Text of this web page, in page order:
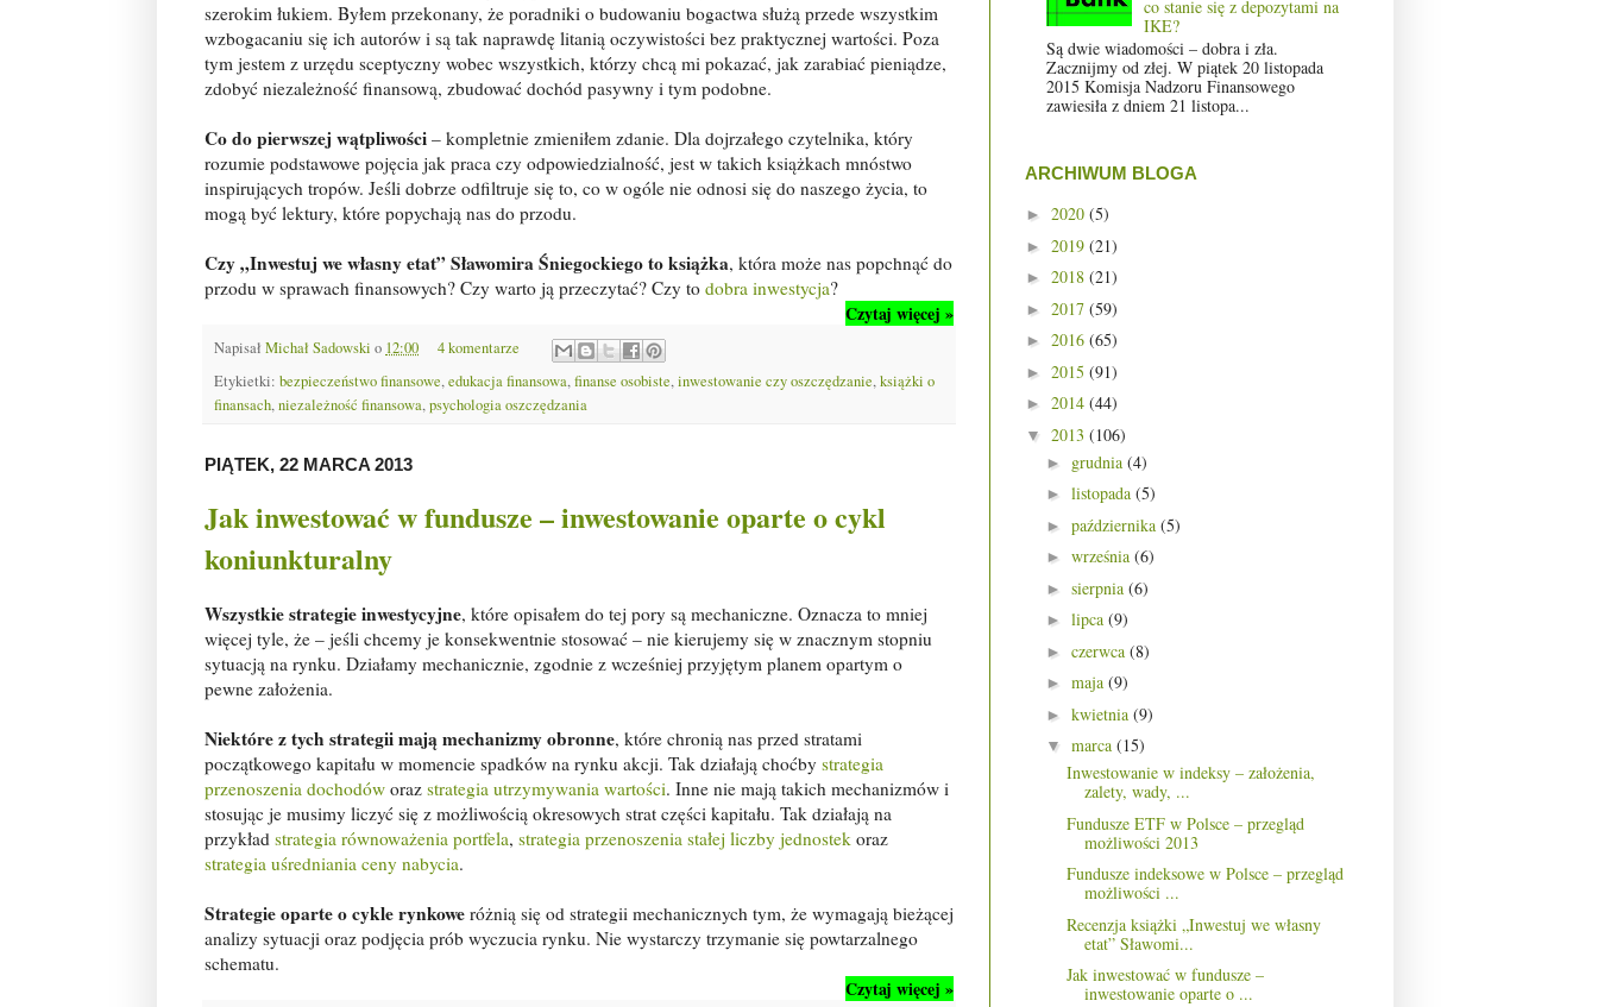
szerokim łukiem. Byłem przekonany, że poradniki o budowaniu bogactwa służą przede wszystkim
wzbogacaniu się ich autorów i są tak naprawdę litanią oczywistości bez praktycznej wartości. Poza
tym jestem z urzędu sceptyczny wobec wszystkich, którzy chcą mi pokazać, jak zarabiać pieniądze,
zdobyć niezależność finansową, zbudować dochód pasywny i tym podobne.
Co do pierwszej wątpliwości – kompletnie zmieniłem zdanie. Dla dojrzałego czytelnika, który
rozumie podstawowe pojęcia jak praca czy odpowiedzialność, jest w takich książkach mnóstwo
inspirujących tropów. Jeśli dobrze odfiltruje się to, co w ogóle nie odnosi się do naszego życia, to
mogą być lektury, które popychają nas do przodu.
Czy „Inwestuj we własny etat” Sławomira Śniegockiego to książka, która może nas popchnąć do
przodu w sprawach finansowych? Czy warto ją przeczytać? Czy to dobra inwestycja?
Czytaj więcej »
Napisał Michał Sadowski o 12:00
4 komentarze
Etykietki: bezpieczeństwo finansowe,edukacja finansowa,finanse osobiste,inwestowanie czy oszczędzanie,książki o
finansach,niezależność finansowa,psychologia oszczędzania
PIĄTEK, 22 MARCA 2013
Jak inwestować w fundusze – inwestowanie oparte o cykl
koniunkturalny
Wszystkie strategie inwestycyjne, które opisałem do tej pory są mechaniczne. Oznacza to mniej
więcej tyle, że – jeśli chcemy je konsekwentnie stosować – nie kierujemy się w znacznym stopniu
sytuacją na rynku. Działamy mechanicznie, zgodnie z wcześniej przyjętym planem opartym o
pewne założenia.
Niektóre z tych strategii mają mechanizmy obronne, które chronią nas przed stratami
początkowego kapitału w momencie spadków na rynku akcji. Tak działają choćby strategia
przenoszenia dochodów oraz strategia utrzymywania wartości. Inne nie mają takich mechanizmów i
stosując je musimy liczyć się z możliwością okresowych strat części kapitału. Tak działają na
przykład strategia równoważenia portfela, strategia przenoszenia stałej liczby jednostek oraz
strategia uśredniania ceny nabycia.
Strategie oparte o cykle rynkowe różnią się od strategii mechanicznych tym, że wymagają bieżącej
analizy sytuacji oraz podjęcia prób wyczucia rynku. Nie wystarczy trzymanie się powtarzalnego
schematu.
Czytaj więcej »
co stanie się z depozytami na
IKE?
Są dwie wiadomości – dobra i zła.
Zacznijmy od złej. W piątek 20 listopada
2015 Komisja Nadzoru Finansowego
zawiesiła z dniem 21 listopa...
ARCHIWUM BLOGA
► 2020 (5)
► 2019 (21)
► 2018 (21)
► 2017 (59)
► 2016 (65)
► 2015 (91)
► 2014 (44)
▼ 2013 (106)
► grudnia (4)
► listopada (5)
► października (5)
► września (6)
► sierpnia (6)
► lipca (9)
► czerwca (8)
► maja (9)
► kwietnia (9)
▼ marca (15)
Inwestowanie w indeksy – założenia,
zalety, wady, ...
Fundusze ETF w Polsce – przegląd
możliwości 2013
Fundusze indeksowe w Polsce – przegląd
możliwości ...
Recenzja książki „Inwestuj we własny
etat” Sławomi...
Jak inwestować w fundusze –
inwestowanie oparte o ...